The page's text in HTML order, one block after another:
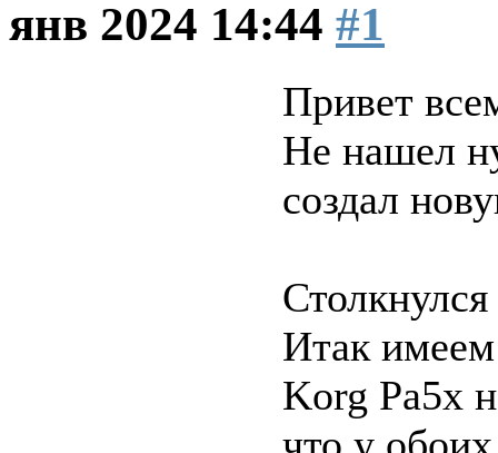
янв 2024 14:44 #1
Привет
Не нашел
создал
Итак имеем
Korg Pa5x